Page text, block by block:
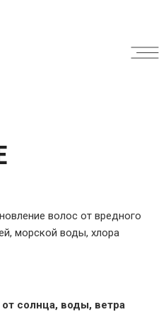
волос от вредного
морской воды, хлора
солнца, воды, ветра